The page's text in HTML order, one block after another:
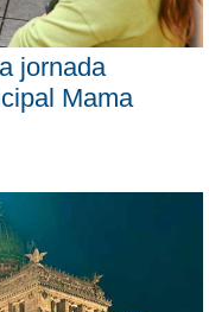
jornada
Mama